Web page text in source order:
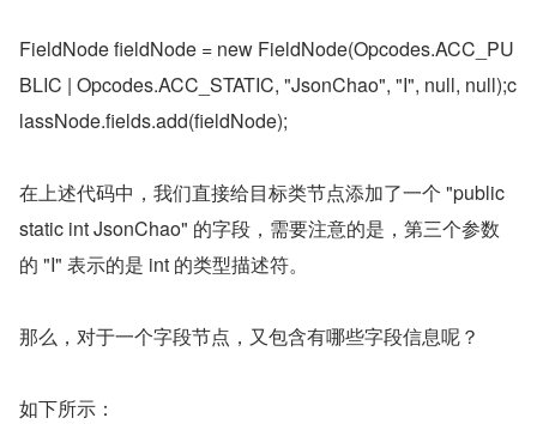
FieldNode fieldNode = new FieldNode(Opcodes.ACC_PU
BLIC | Opcodes.ACC_STATIC, "JsonChao", "I", null, null);c
lassNode.fields.add(fieldNode);
在上述代码中，我们直接给目标类节点添加了一个 "public
static int JsonChao" 的字段，需要注意的是，第三个参数
的 "I" 表示的是 int 的类型描述符。
那么，对于一个字段节点，又包含有哪些字段信息呢？
如下所示：